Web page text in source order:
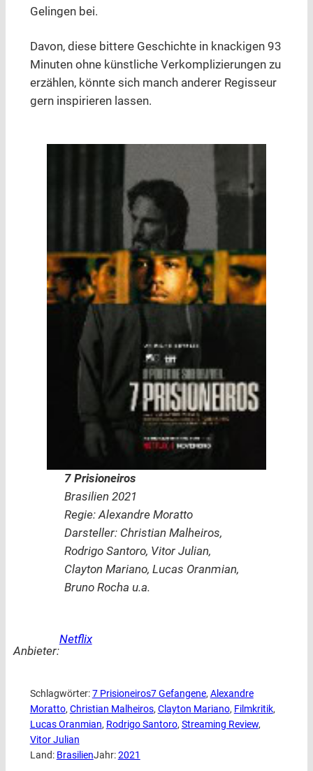
Gelingen bei.
Davon, diese bittere Geschichte in knackigen 93
Minuten ohne künstliche Verkomplizierungen zu
erzählen, könnte sich manch anderer Regisseur
gern inspirieren lassen.
7 Prisioneiros
Brasilien 2021
Regie: Alexandre Moratto
Darsteller: Christian Malheiros,
Rodrigo Santoro, Vitor Julian,
Clayton Mariano, Lucas Oranmian,
Bruno Rocha u.a.
Anbieter:
Netflix
Schlagwörter:7 Prisioneiros7 Gefangene, Alexandre
Moratto, Christian Malheiros, Clayton Mariano, Filmkritik
Lucas Oranmian, Rodrigo Santoro, Streaming Review
Vitor Julian
Land: BrasilienJahr:2021